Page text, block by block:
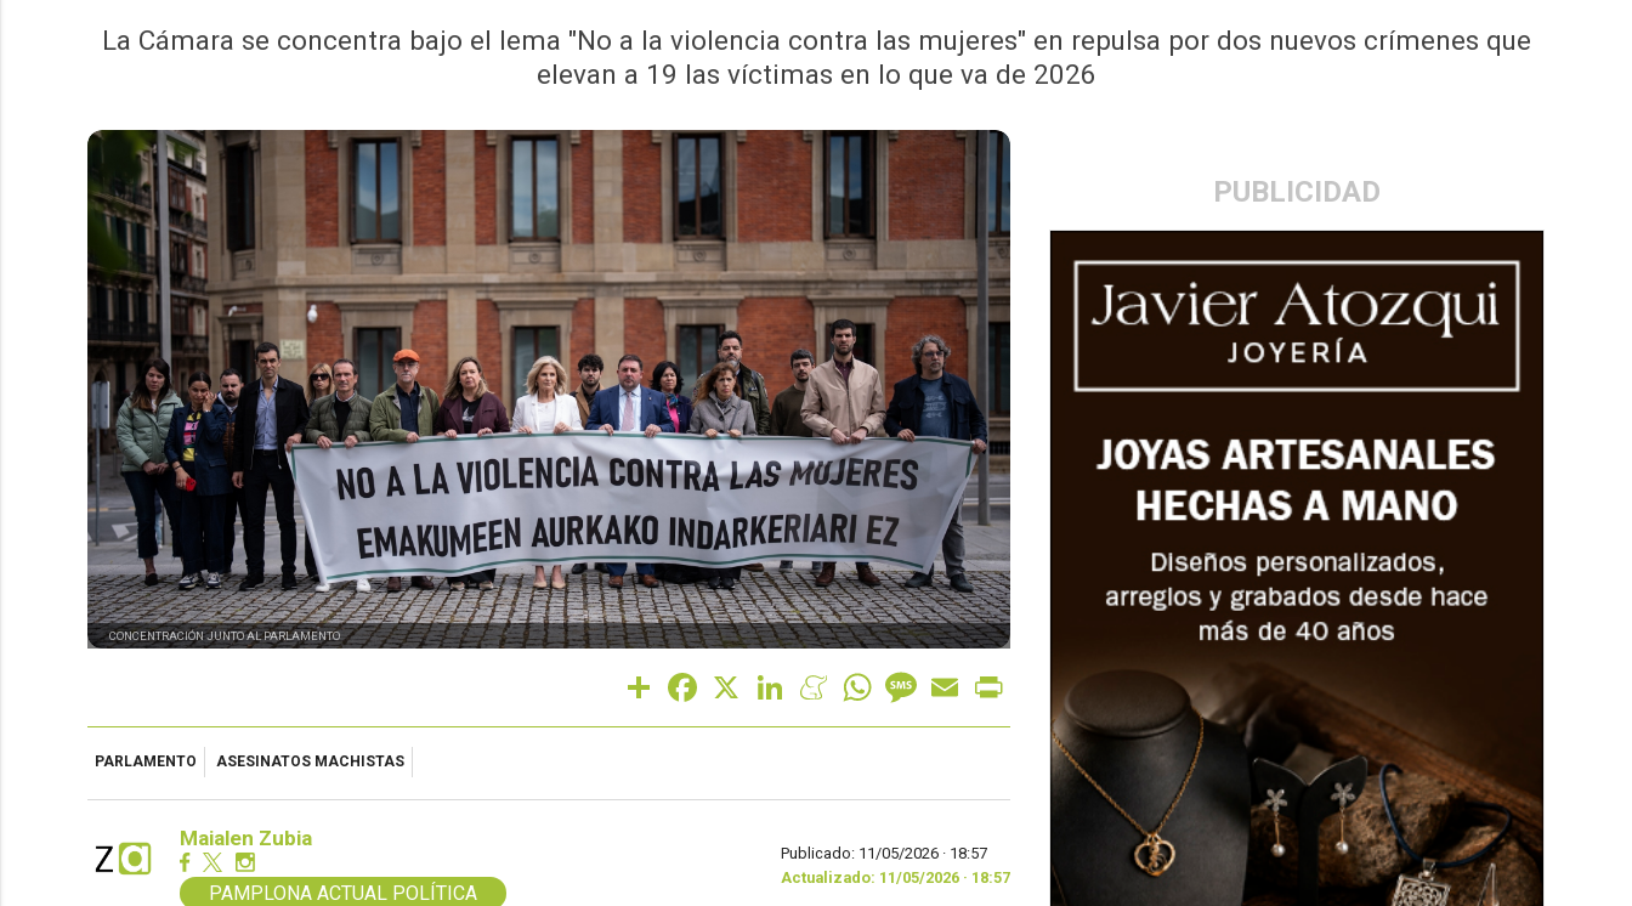
La Cámara se concentra bajo el lema "No a la violencia contra las mujeres" en repulsa por dos nuevos crímenes que
elevan a 19 las víctimas en lo que va de 2026
PUBLICIDAD
CONCENTRACIÓN JUNTO AL PARLAMENTO
Share Facebook LinkedInMeneameWhatsAppMessage
Email
PARLAMENTO ASESINATOS MACHISTAS
Maialen Zubia
PAMPLONA ACTUAL POLÍTICA
Publicado: 11/05/2026 · 18:57
Actualizado: 11/05/2026 · 18:57